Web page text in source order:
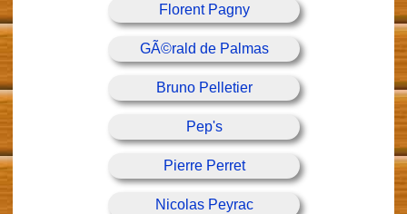
Florent Pagny
GÃ©rald de Palmas
Bruno Pelletier
Pep's
Pierre Perret
Nicolas Peyrac